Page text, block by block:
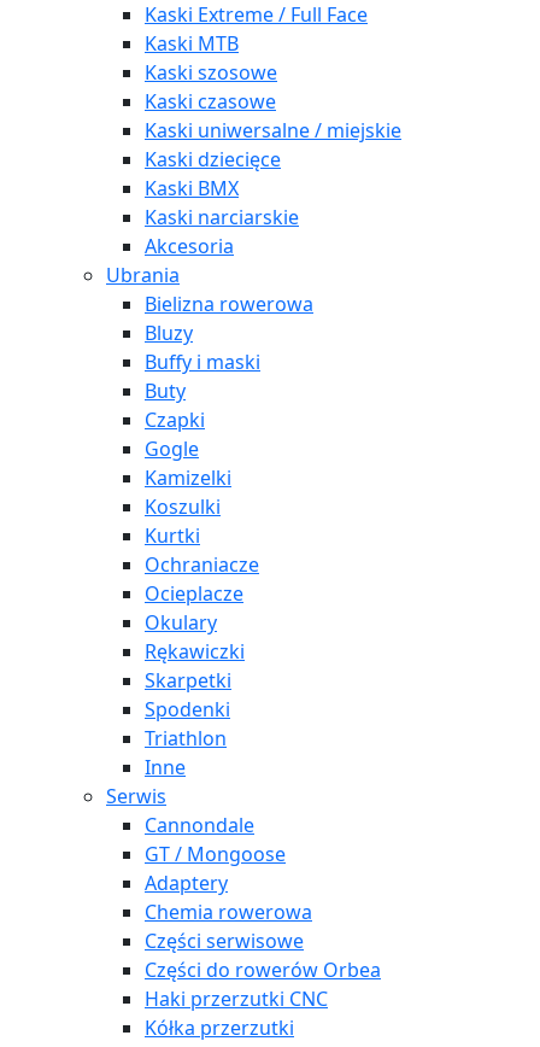
Kaski Extreme / Full Face
Kaski MTB
Kaski szosowe
Kaski czasowe
Kaski uniwersalne / miejskie
Kaski dziecięce
Kaski BMX
Kaski narciarskie
Akcesoria
Ubrania
Bielizna rowerowa
Bluzy
Buffy i maski
Buty
Czapki
Gogle
Kamizelki
Koszulki
Kurtki
Ochraniacze
Ocieplacze
Okulary
Rękawiczki
Skarpetki
Spodenki
Triathlon
Inne
Serwis
Cannondale
GT / Mongoose
Adaptery
Chemia rowerowa
Części serwisowe
Części do rowerów Orbea
Haki przerzutki CNC
Kółka przerzutki